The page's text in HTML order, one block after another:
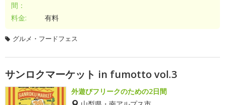
間：
料金: 有料
グルメ・フードフェス
サンロクマーケット in fumotto vol.3
外遊びフリークのための2日間
山梨県・南アルプス市